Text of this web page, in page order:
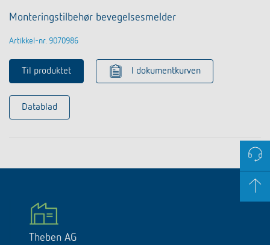
Monteringstilbehør bevegelsesmelder
Artikkel-nr. 9070986
Til produktet I dokumentkurven
Datablad
Theben AG